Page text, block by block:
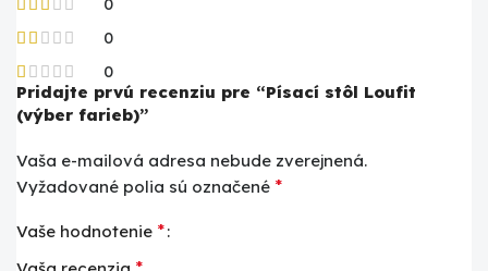
0
0
Pridajte prvú recenziu pre “Písací stôl Loufit
(výber farieb)”
Vaša e-mailová adresa nebude zverejnená.
Vyžadované polia sú označené *
Vaše hodnotenie *